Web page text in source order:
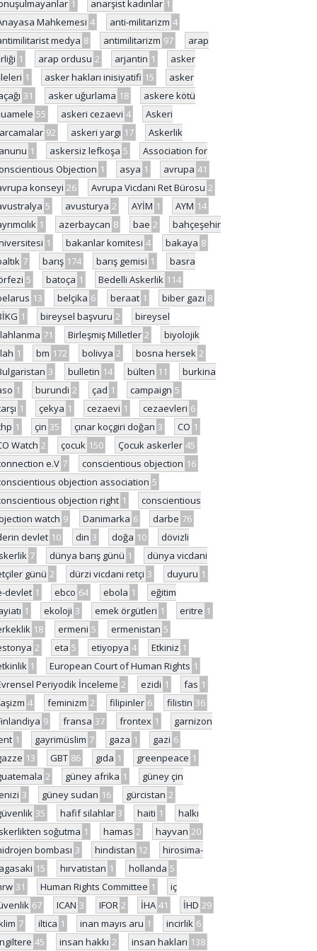
1 anarşist kadınlar 1
Mahkemesi 4 anti-militarizm 4
medya 8 antimilitarizm 97
arap
1 arap ordusu 2 arjantin 1
asker
1 asker hakları inisiyatifi 15
asker
31 asker uğurlama 18
askere kötü
55 askeri cezaevi 4
Askeri
92 askeri yargı 17
Askerlik
1 askersiz lefkoşa 5
Association for
Objection 1 asya 1 avrupa 41
konseyi 26 Avrupa Vicdani Ret Bürosu 2
5 avusturya 2 AYİM 1 AYM 14
1 azerbaycan 8 bae 2
bahçeşehir
1 bakanlar komitesi 4 bakaya 8
7 barış 174 barış gemisi 1
basra
5 batoça 1 Bedelli Askerlik 114
13 belçika 6 beraat 1 biber gazı 8
1 bireysel başvuru 2
bireysel
71 Birleşmiş Milletler 2
biyolojik
1 bm 172 bolivya 2 bosna hersek 2
3 bulletin 14 bülten 11
burkina
1 burundi 2 çad 1 campaign 5
1 çekya 1 cezaevi 1 cezaevleri 6
1 çin 35 çınar koçgiri doğan 3 CO 1
Watch 2 çocuk 150 Çocuk askerler 45
e.V 7 conscientious objection 16
objection association 5
objection right 1
conscientious
watch 9 Danimarka 6 darbe 76
devlet 10 din 3 doğa 10
dövizli
7 dünya barış günü 1
dünya vicdani
günü 2 dürzi vicdani retçi 3 duyuru 1
devlet 1 ebco 64 ebola 1
eğitim
1 ekoloji 3 emek örgütleri 1 eritre 1
18 ermeni 5 ermenistan 5
2 eta 5 etiyopya 4 Etkiniz 1
1 European Court of Human Rights 1
Periyodik İnceleme 2 ezidi 1 fas 1
4 feminizm 2 filipinler 6 filistin 36
9 fransa 37 frontex 1
garnizon
1 gayrimüslim 7 gaza 1 gazi 6
13 GBT 86 gıda 1 greenpeace 1
2 güney afrika 1
güney çin
3 güney sudan 16 gürcistan 2
35 hafif silahlar 3 haiti 1
halkı
soğutma 1 hamas 2 hayvan 20
bombası 3 hindistan 12
hirosima-
15 hırvatistan 1 hollanda 5
31 Human Rights Committee 1
iç
67 ICAN 3 IFOR 2 İHA 41 İHD 29
7 iltica 1 inan mayıs aru 1 incirlik 6
45 insan hakkı 2 insan hakları 138